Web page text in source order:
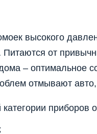
высокого
от
– оптимальное
отмывают
приборов